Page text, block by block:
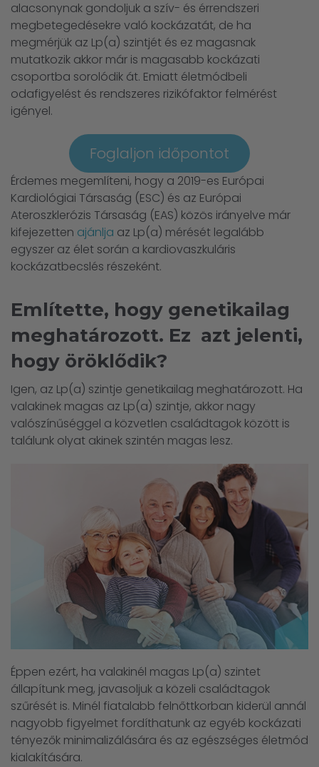
alacsonynak gondoljuk a szív- és érrendszeri
megbetegedésekre való kockázatát, de ha
megmérjük az Lp(a) szintjét és ez magasnak
mutatkozik akkor már is magasabb kockázati
csoportba sorolódik át. Emiatt életmódbeli
odafigyelést és rendszeres rizikófaktor felmérést
igényel.
Foglaljon időpontot
Érdemes megemlíteni, hogy a 2019-es Európai
Kardiológiai Társaság (ESC) és az Európai
Ateroszklerózis Társaság (EAS) közös irányelve már
kifejezetten ajánlja az Lp(a) mérését legalább
egyszer az élet során a kardiovaszkuláris
kockázatbecslés részeként.
Említette, hogy genetikailag
meghatározott. Ez azt jelenti,
hogy öröklődik?
Igen, az Lp(a) szintje genetikailag meghatározott. Ha
valakinek magas az Lp(a) szintje, akkor nagy
valószínűséggel a közvetlen családtagok között is
találunk olyat akinek szintén magas lesz.
Éppen ezért, ha valakinél magas Lp(a) szintet
állapítunk meg, javasoljuk a közeli családtagok
szűrését is. Minél fiatalabb felnőttkorban kiderül annál
nagyobb figyelmet fordíthatunk az egyéb kockázati
tényezők minimalizálására és az egészséges életmód
kialakítására.